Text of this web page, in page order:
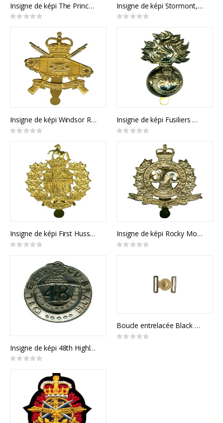
Insigne de képi The Princess of Wales' Own Regiment
Rating:
Insigne de képi Stormont, Dundas and Glengarry Highlanders
Rating:
Insigne de képi Windsor Regiment
Rating:
Insigne de képi Fusiliers Mont Royal
Rating:
Insigne de képi First Hussars
Rating:
Insigne de képi Rocky Mountain Rangers
Rating:
Insigne de képi 48th Highlanders
Rating:
Boucle entrelacée Black Watch
Rating: